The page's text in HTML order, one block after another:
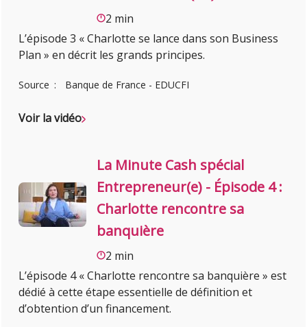
2 min
L’épisode 3 « Charlotte se lance dans son Business
Plan » en décrit les grands principes.
Source Banque de France - EDUCFI
Voir la vidéo
La Minute Cash spécial
Entrepreneur(e) - Épisode 4 :
Charlotte rencontre sa
banquière
2 min
L’épisode 4 « Charlotte rencontre sa banquière » est
dédié à cette étape essentielle de définition et
d’obtention d’un financement.